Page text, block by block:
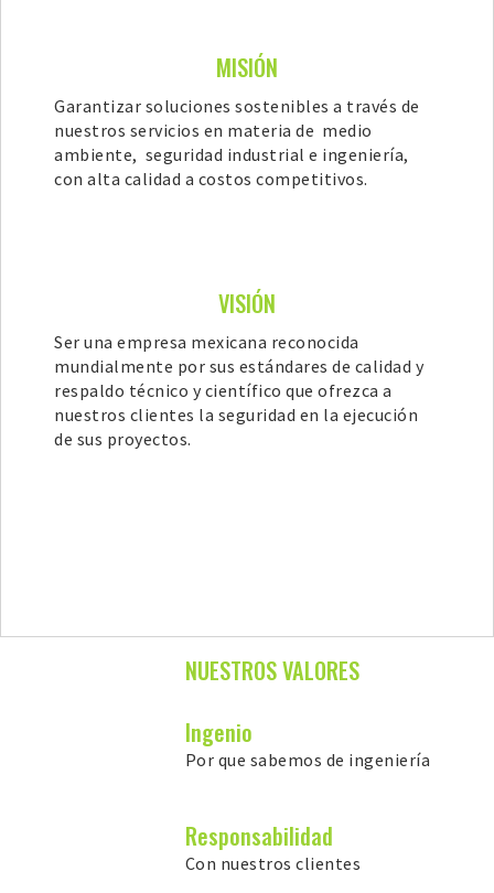
NUESTROS VALORES
Ingenio
Por que sabemos de ingeniería
Responsabilidad
Con nuestros clientes
MISIÓN
Garantizar soluciones sostenibles a través de
nuestros servicios en materia de medio
ambiente, seguridad industrial e ingeniería,
con alta calidad a costos competitivos.
VISIÓN
Ser una empresa mexicana reconocida
mundialmente por sus estándares de calidad y
respaldo técnico y científico que ofrezca a
nuestros clientes la seguridad en la ejecución
de sus proyectos.